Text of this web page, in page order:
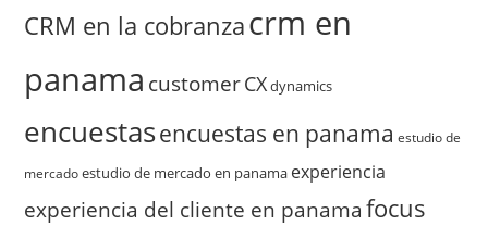
CRM en la cobranzacrm en
panama customerCXdynamics
encuestasencuestas en panama estudio de
mercado estudio de mercado en panama experiencia
experiencia del cliente en panama focus